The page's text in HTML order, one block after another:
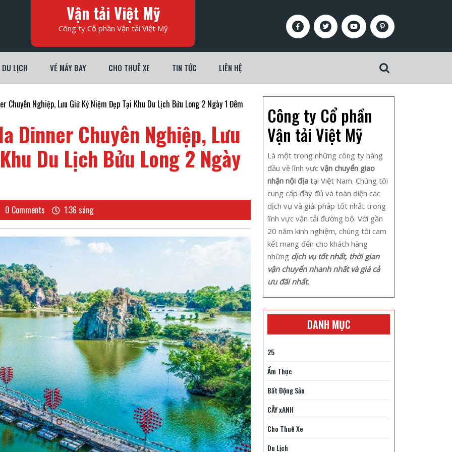
Vận tải Việt Mỹ
Công ty Cổ phần Vận tải Việt Mỹ
FacebookTwitter Youtube Pinterest
DU LỊCH VÉ MÁY BAY CHO THUÊ XE TIN TỨC LIÊN HỆ
Chuyên Nghiệp, Lưu Giữ Kỷ Niệm Đẹp Tại Khu Du Lịch Bửu Long 2 Ngày 1 Đêm
Dinner Chuyên Nghiệp, Lưu
Du Lịch Bửu Long 2 Ngày
0 Comments 1:36 sáng
Công ty Cổ phần
Vận tải Việt Mỹ
Là một trong những công ty hàng
đầu về lĩnh vực vận chuyển giao
nhận nội địa tại Việt Nam. Chúng tôi
cung cấp đầy đủ và toàn diện các
dịch vụ và giải pháp tốt nhất trong
lĩnh vực vận tải đường bộ. Với gần
20 năm kinh nghiệm, chúng tôi cam
kết mang đến cho khách hàng
những dịch vụ tốt nhất, thời gian
vận chuyển nhanh nhất và giá cả
ưu đãi nhất.
DANH MỤC
25
Ẩm Thực
Bất Động Sản
CÂY xANH
Cho Thuê Xe
Du Lịch